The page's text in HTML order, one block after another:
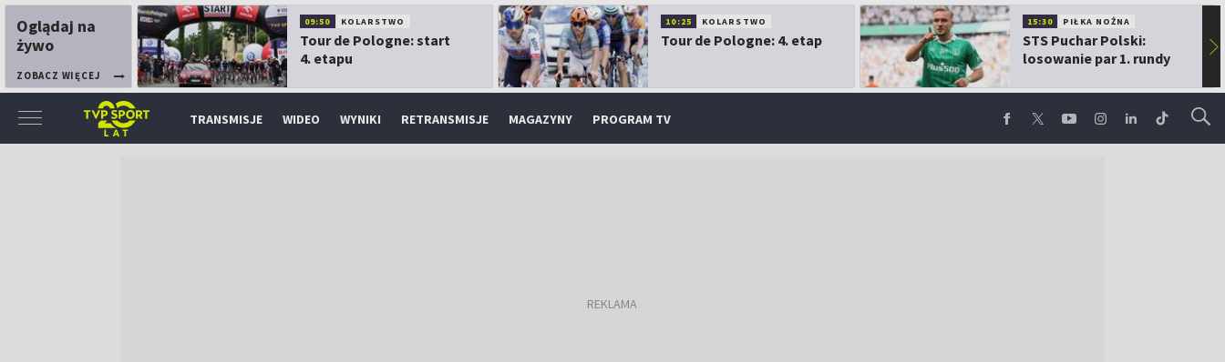
Oglądaj na
żywo
ZOBACZ WIĘCEJ
09:50 KOLARSTWO
Tour de Pologne: start
4. etapu
10:25 KOLARSTWO
Tour de Pologne: 4. etap
15:30 PIŁKA NOŻNA
STS Puchar Polski:
losowanie par 1. rundy
▶
TRANSMISJE WIDEO WYNIKI RETRANSMISJE MAGAZYNY PROGRAM TV